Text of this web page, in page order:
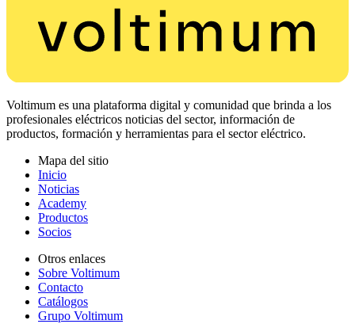
Voltimum es una plataforma digital y comunidad que brinda a los
profesionales eléctricos noticias del sector, información de
productos, formación y herramientas para el sector eléctrico.
Mapa del sitio
Inicio
Noticias
Academy
Productos
Socios
Otros enlaces
Sobre Voltimum
Contacto
Catálogos
Grupo Voltimum